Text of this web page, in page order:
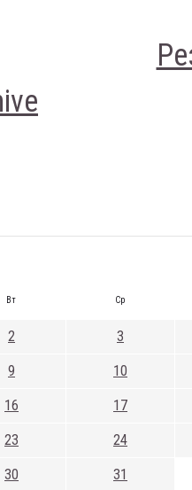
Вт Ср
2 3
9 10
16 17
23 24
30 31